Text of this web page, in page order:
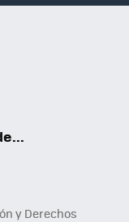
y Derechos